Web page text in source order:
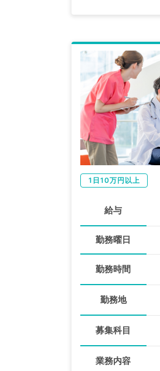
1日10万円以上
給与
勤務曜日
勤務時間
勤務地
募集科目
業務内容